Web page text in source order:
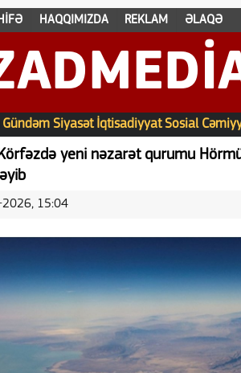
HAQQIMIZDA REKLAM ƏLAQƏ
Gündəm Siyasət İqtisadiyyat Sosial
yeni nəzarət qurumu
15:04